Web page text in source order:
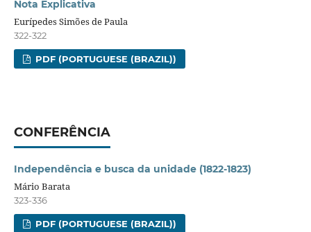
Nota Explicativa
Eurípedes Simões de Paula
322-322
PDF (PORTUGUESE (BRAZIL))
CONFERÊNCIA
Independência e busca da unidade (1822-1823)
Mário Barata
323-336
PDF (PORTUGUESE (BRAZIL))